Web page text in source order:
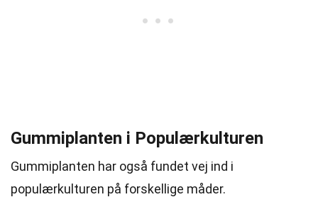
Gummiplanten i Populærkulturen
Gummiplanten har også fundet vej ind i
populærkulturen på forskellige måder.